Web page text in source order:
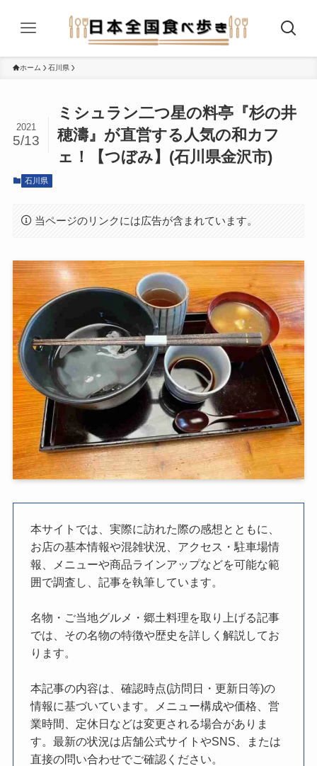
ホーム 石川県
ミシュラン二つ星の料亭『杉の井
穂濤』が直営する人気の和カフ
ェ！【つぼみ】(石川県金沢市)
2021
5/13
石川県
当ページのリンクには広告が含まれています。
本サイトでは、実際に訪れた際の感想とともに、
お店の基本情報や混雑状況、アクセス・駐車場情
報、メニューや商品ラインアップなどを可能な範
囲で調査し、記事を執筆しています。
名物・ご当地グルメ・郷土料理を取り上げる記事
では、その名物の特徴や歴史を詳しく解説してお
ります。
本記事の内容は、確認時点(訪問日・更新日等)の
情報に基づいています。メニュー構成や価格、営
業時間、定休日などは変更される場合がありま
す。最新の状況は店舗公式サイトやSNS、または
直接の問い合わせでご確認ください。